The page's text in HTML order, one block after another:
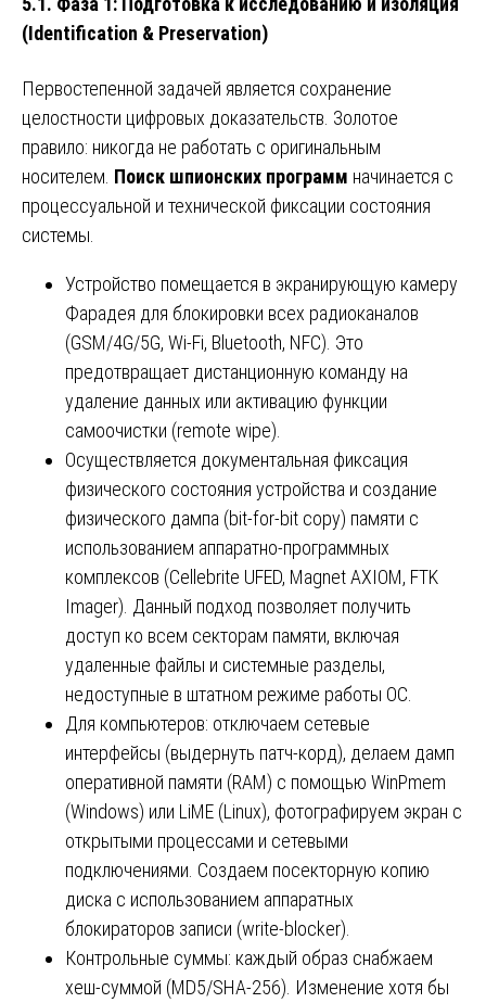
(Identification & Preservation)
Первостепенной задачей является сохранение
целостности цифровых доказательств. Золотое
правило: никогда не работать с оригинальным
носителем. Поиск шпионских программ начинается с
процессуальной и технической фиксации состояния
системы.
Устройство помещается в экранирующую камеру
Фарадея для блокировки всех радиоканалов
(GSM/4G/5G, Wi-Fi, Bluetooth, NFC). Это
предотвращает дистанционную команду на
удаление данных или активацию функции
самоочистки (remote wipe).
Осуществляется документальная фиксация
физического состояния устройства и создание
физического дампа (bit-for-bit copy) памяти с
использованием аппаратно-программных
комплексов (Cellebrite UFED, Magnet AXIOM, FTK
Imager). Данный подход позволяет получить
доступ ко всем секторам памяти, включая
удаленные файлы и системные разделы,
недоступные в штатном режиме работы ОС.
Для компьютеров: отключаем сетевые
интерфейсы (выдернуть патч-корд), делаем дамп
оперативной памяти (RAM) с помощью WinPmem
(Windows) или LiME (Linux), фотографируем экран с
открытыми процессами и сетевыми
подключениями. Создаем посекторную копию
диска с использованием аппаратных
блокираторов записи (write-blocker).
Контрольные суммы: каждый образ снабжаем
хеш-суммой (MD5/SHA-256). Изменение хотя бы